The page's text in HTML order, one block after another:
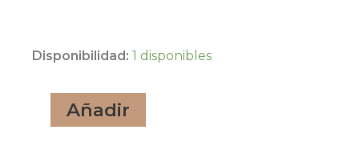
Disponibilidad: 1 disponibles
MEDIA
FARMAL
Añadir